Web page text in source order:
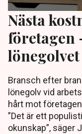
Nästa
företagen
lönegolvet
Bransch efter
lönegolv vid
hårt mot
”Det är ett
okunskap”, säger